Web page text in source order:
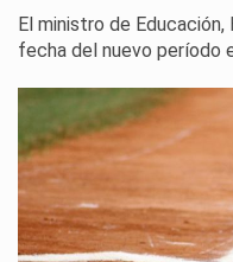
El ministro de
fecha del nuevo período